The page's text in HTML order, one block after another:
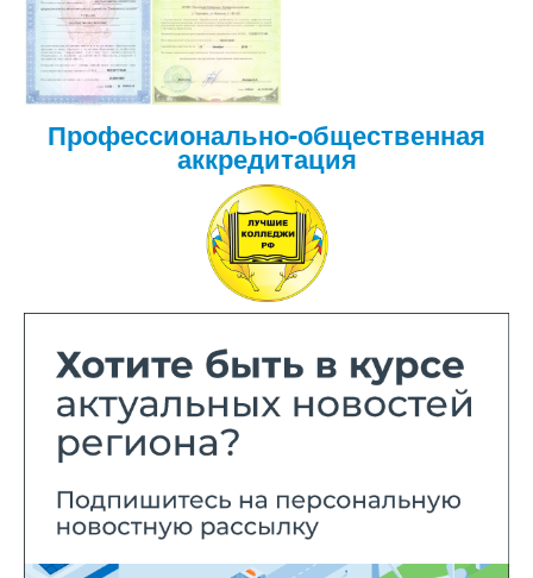
Профессионально-общественная
аккредитация